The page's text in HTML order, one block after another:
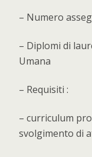
– Numero
– Diplomi di
Umana
– Requisiti :
– curriculum
svolgimento di